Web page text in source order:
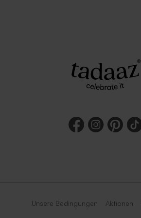
Unsere Bedingungen Aktionen